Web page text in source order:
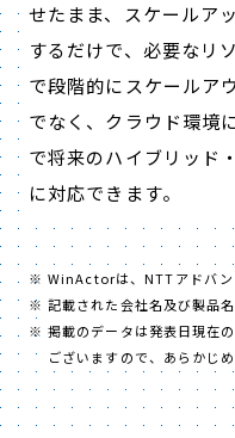
せたまま、スケールア
するだけで、必要なリ
で段階的にスケールア
でなく、クラウド環境
で将来のハイブリッド
に対応できます。
WinActorは、NTTアドバン
記載された会社名及び製品
掲載のデータは発表日現在
ございますので、あらかじ